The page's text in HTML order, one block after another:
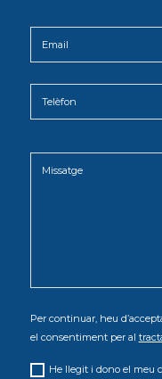
Per continuar, heu
el consentiment per al
He llegit i dono el meu